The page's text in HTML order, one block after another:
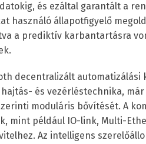
és ezáltal garantált a
használó állapotfigyelő
a prediktív karbantartásra
decentralizált
és vezérléstechnika,
moduláris bővítését. A
mint például IO-link, Multi-
Az intelligens